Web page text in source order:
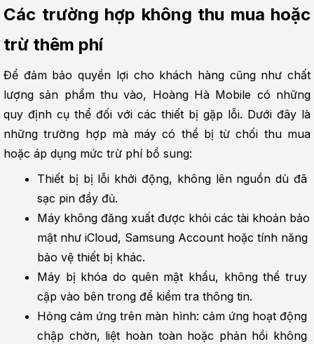
Các trường hợp không thu mua hoặc
trừ thêm phí
Để đảm bảo quyền lợi cho khách hàng cũng như chất
lượng sản phẩm thu vào, Hoàng Hà Mobile có những
quy định cụ thể đối với các thiết bị gặp lỗi. Dưới đây là
những trường hợp mà máy có thể bị từ chối thu mua
hoặc áp dụng mức trừ phí bổ sung:
Thiết bị bị lỗi khởi động, không lên nguồn dù đã
sạc pin đầy đủ.
Máy không đăng xuất được khỏi các tài khoản bảo
mật như iCloud, Samsung Account hoặc tính năng
bảo vệ thiết bị khác.
Máy bị khóa do quên mật khẩu, không thể truy
cập vào bên trong để kiểm tra thông tin.
Hỏng cảm ứng trên màn hình: cảm ứng hoạt động
chập chờn, liệt hoàn toàn hoặc phản hồi không